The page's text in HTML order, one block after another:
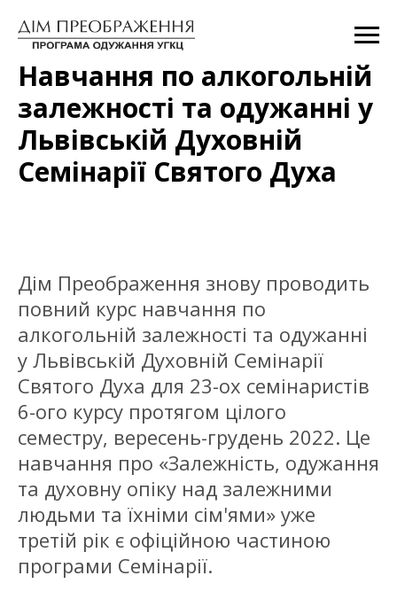
Навчання по алкогольній
залежності та одужанні у
Львівській Духовній
Семінарії Святого Духа
Дім Преображення знову проводить
повний курс навчання по
алкогольній залежності та одужанні
у Львівській Духовній Семінарії
Святого Духа для 23-ох семінаристів
6-ого курсу протягом цілого
семестру, вересень-грудень 2022. Це
навчання про «Залежність, одужання
та духовну опіку над залежними
людьми та їхніми сім'ями» уже
третій рік є офіційною частиною
програми Семінарії.